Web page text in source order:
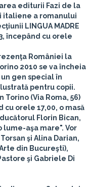
editurii Fazi de la
italiene a romanului
LINGUA MADRE
începând cu orele
României la
2010 se va încheia
gen special în
pentru copii.
(Via Roma, 56)
cu orele 17,00, o masă
Florin Bican,
lume-aşa mare". Vor
şi Alina Darian,
din Bucureşti),
şi Gabriele Di